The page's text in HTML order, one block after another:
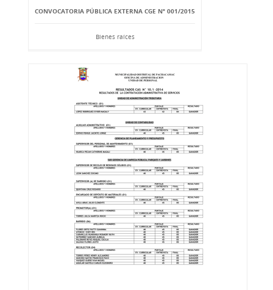
CONVOCATORIA PÚBLICA EXTERNA CGE Nº 001/2015
Bienes raíces